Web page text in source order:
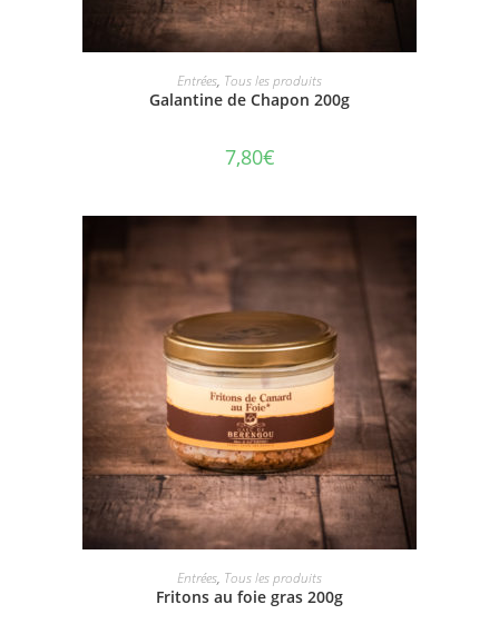
AJOUTER AU PANIER
Entrées, Tous les produits
Galantine de Chapon 200g
7,80€
AJOUTER AU PANIER
Entrées, Tous les produits
Fritons au foie gras 200g